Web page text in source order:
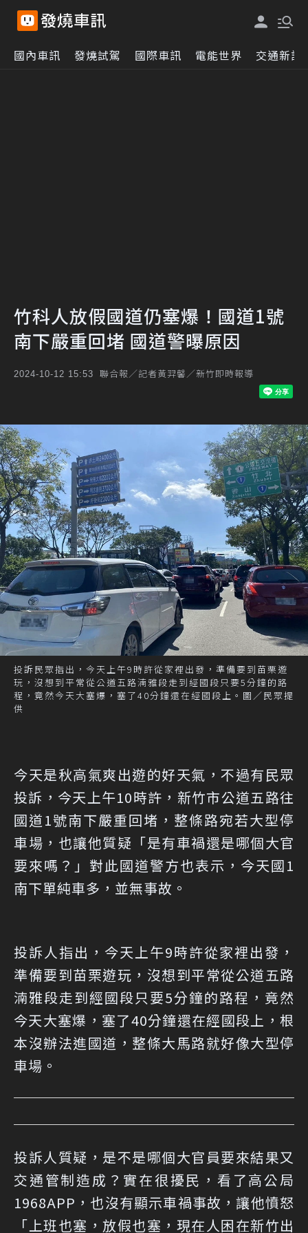
國內車訊 發燒試駕 國際車訊 電能世界 交通新訊
竹科人放假國道仍塞爆！國道1號
南下嚴重回堵 國道警曝原因
2024-10-12 15:53 聯合報／記者黃羿馨／新竹即時報導
投訴民眾指出，今天上午9時許從家裡出發，準備要到苗栗遊
玩，沒想到平常從公道五路湳雅段走到經國段只要5分鐘的路
程，竟然今天大塞爆，塞了40分鐘還在經國段上。圖／民眾提
供
今天是秋高氣爽出遊的好天氣，不過有民眾
投訴，今天上午10時許，新竹市公道五路往
國道1號南下嚴重回堵，整條路宛若大型停
車場，也讓他質疑「是有車禍還是哪個大官
要來嗎？」對此國道警方也表示，今天國1
南下單純車多，並無事故。
投訴人指出，今天上午9時許從家裡出發，
準備要到苗栗遊玩，沒想到平常從公道五路
湳雅段走到經國段只要5分鐘的路程，竟然
今天大塞爆，塞了40分鐘還在經國段上，根
本沒辦法進國道，整條大馬路就好像大型停
車場。
投訴人質疑，是不是哪個大官員要來結果又
交通管制造成？實在很擾民，看了高公局
1968APP，也沒有顯示車禍事故，讓他憤怒
「上班也塞，放假也塞，現在人困在新竹出